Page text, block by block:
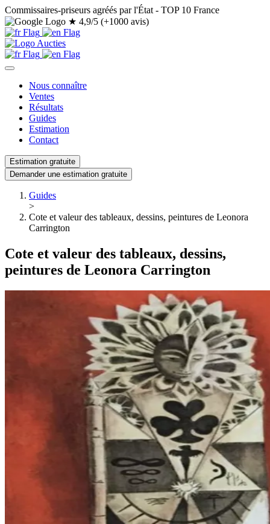
Commissaires-priseurs agréés par l'État - TOP 10 France
★ 4,9/5 (+1000 avis)
Nous connaître
Ventes
Résultats
Guides
Estimation
Contact
Estimation gratuite
Demander une estimation gratuite
Guides
>
Cote et valeur des tableaux, dessins, peintures de Leonora
Carrington
Cote et valeur des tableaux, dessins,
peintures de Leonora Carrington